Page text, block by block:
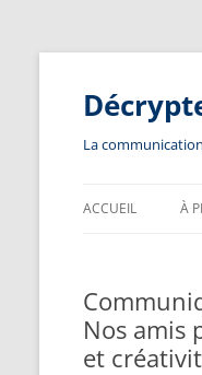
Aller
contenu
La
ACCUEIL À
Nos amis
et